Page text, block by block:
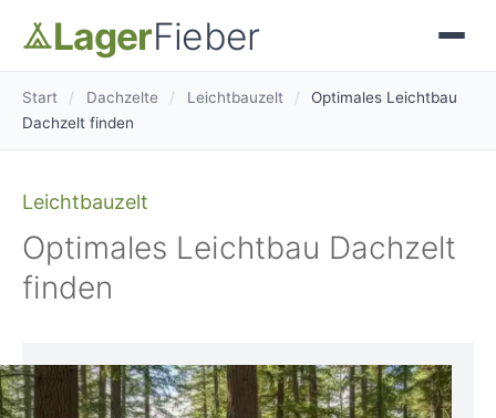
LagerFieber
Start / Dachzelte / Leichtbauzelt /
Optimales Leichtbau
Dachzelt finden
Leichtbauzelt
Optimales Leichtbau Dachzelt
finden